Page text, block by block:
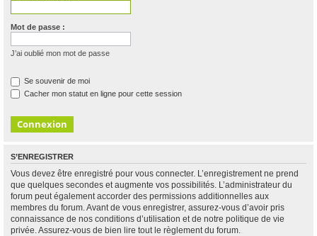
Mot de passe :
J’ai oublié mon mot de passe
Se souvenir de moi
Cacher mon statut en ligne pour cette session
S’ENREGISTRER
Vous devez être enregistré pour vous connecter. L’enregistrement ne prend
que quelques secondes et augmente vos possibilités. L’administrateur du
forum peut également accorder des permissions additionnelles aux
membres du forum. Avant de vous enregistrer, assurez-vous d’avoir pris
connaissance de nos conditions d’utilisation et de notre politique de vie
privée. Assurez-vous de bien lire tout le règlement du forum.